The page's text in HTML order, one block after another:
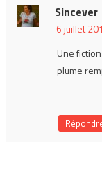
Sincever
6 juillet
Une
plume